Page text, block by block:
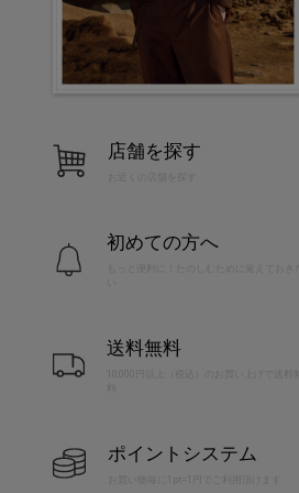
店舗を探す
お近くの店舗を探す
初めての方へ
送料無料
10,000円以上（税込）のお買い上げで送料無
ポイントシステム
お買い物毎に1pt=1円でご利用頂けます